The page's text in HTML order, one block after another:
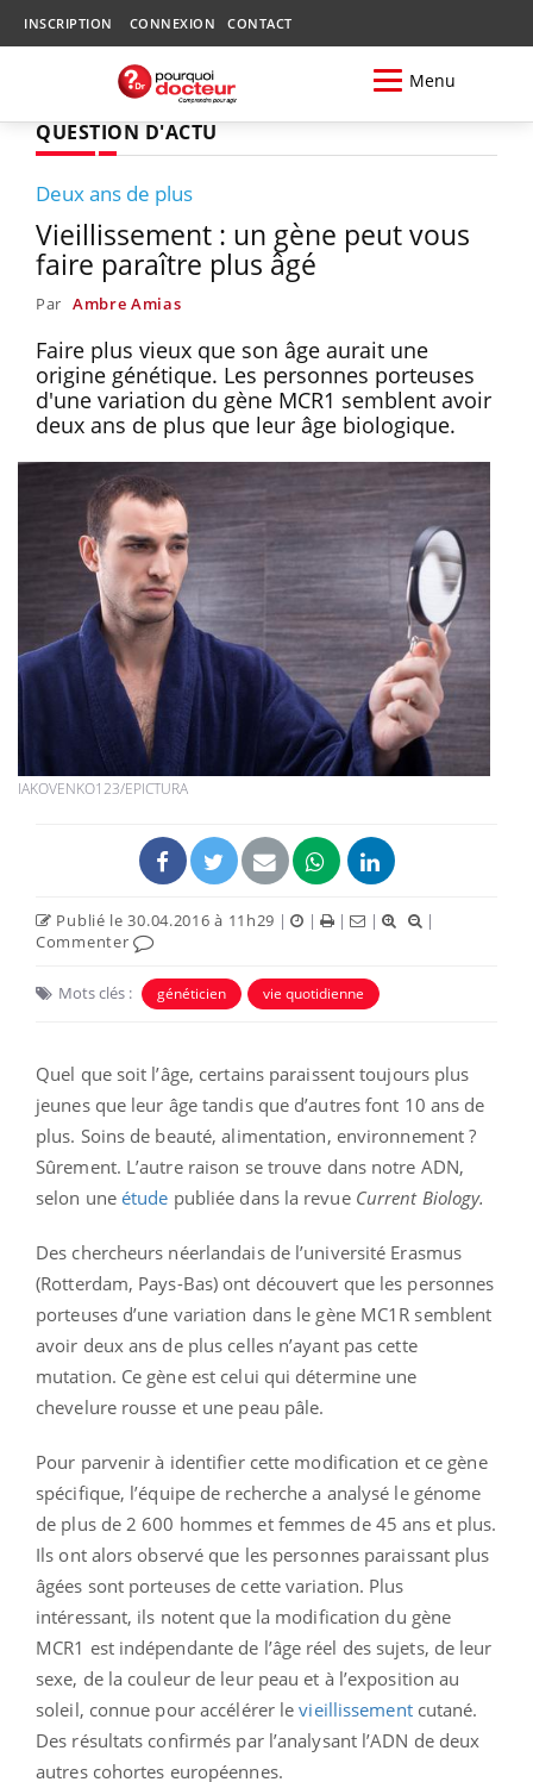
INSCRIPTION CONNEXION CONTACT
Menu
QUESTION D'ACTU
Deux ans de plus
Vieillissement : un gène peut vous
faire paraître plus âgé
Par Ambre Amias
Faire plus vieux que son âge aurait une
origine génétique. Les personnes porteuses
d'une variation du gène MCR1 semblent avoir
deux ans de plus que leur âge biologique.
IAKOVENKO123/EPICTURA
Publié le 30.04.2016 à 11h29 | | | |
|
Commenter
Mots clés : généticien vie quotidienne
Quel que soit l’âge, certains paraissent toujours plus
jeunes que leur âge tandis que d’autres font 10 ans de
plus. Soins de beauté, alimentation, environnement ?
Sûrement. L’autre raison se trouve dans notre ADN,
selon une étude publiée dans la revue Current Biology.
Des chercheurs néerlandais de l’université Erasmus
(Rotterdam, Pays-Bas) ont découvert que les personnes
porteuses d’une variation dans le gène MC1R semblent
avoir deux ans de plus celles n’ayant pas cette
mutation. Ce gène est celui qui détermine une
chevelure rousse et une peau pâle.
Pour parvenir à identifier cette modification et ce gène
spécifique, l’équipe de recherche a analysé le génome
de plus de 2 600 hommes et femmes de 45 ans et plus.
Ils ont alors observé que les personnes paraissant plus
âgées sont porteuses de cette variation. Plus
intéressant, ils notent que la modification du gène
MCR1 est indépendante de l’âge réel des sujets, de leur
sexe, de la couleur de leur peau et à l’exposition au
soleil, connue pour accélérer levieillissementcutané.
Des résultats confirmés par l’analysant l’ADN de deux
autres cohortes européennes.